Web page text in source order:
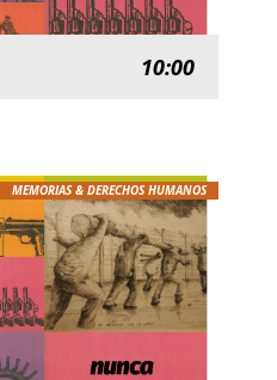
10:00
MEMORIAS & DERECHOS HUMANOS